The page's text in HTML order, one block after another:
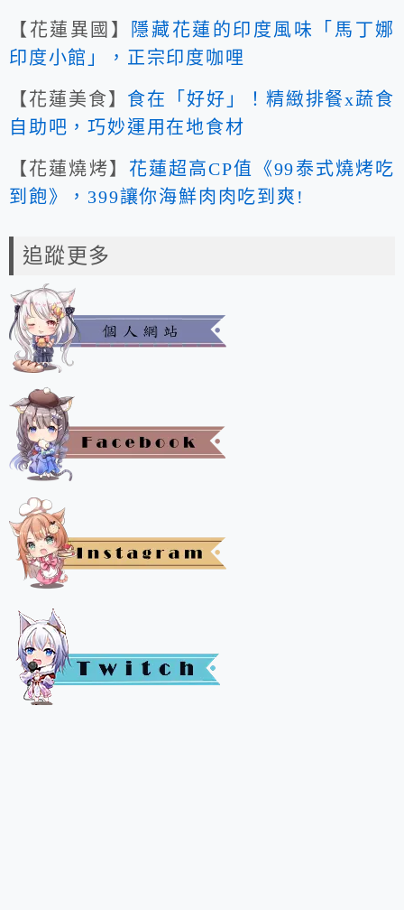
【花蓮異國】
隱藏花蓮的印度風味「馬丁娜
印度小館」，正宗印度咖哩
【花蓮美食】 食在「好好」！精緻排餐x蔬食
自助吧，巧妙運用在地食材
【花蓮燒烤】 花蓮超高CP值《99泰式燒烤吃
到飽》，399讓你海鮮肉肉吃到爽!
追蹤更多